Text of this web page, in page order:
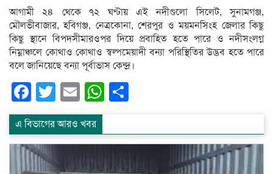
আগামী ২৪ থেকে ৭২ ঘণ্টায় এই নদীগুলো সিলেট, সুনামগঞ্জ,
মৌলভীবাজার, হবিগঞ্জ, নেত্রকোনা, শেরপুর ও ময়মনসিংহ জেলার কিছু
কিছু স্থানে বিপদসীমারওপর দিয়ে প্রবাহিত হতে পারে ও নদীসংলগ্ন
নিম্নাঞ্চলে কোথাও কোথাও স্বল্পমেয়াদী বন্যা পরিস্থিতির উদ্ভব হতে পারে
বলে জানিয়েছে বন্যা পূর্বাভাস কেন্দ্র।
Facebook
Twitter
EmailWhatsApp
এ বিভাগের আরও খবর